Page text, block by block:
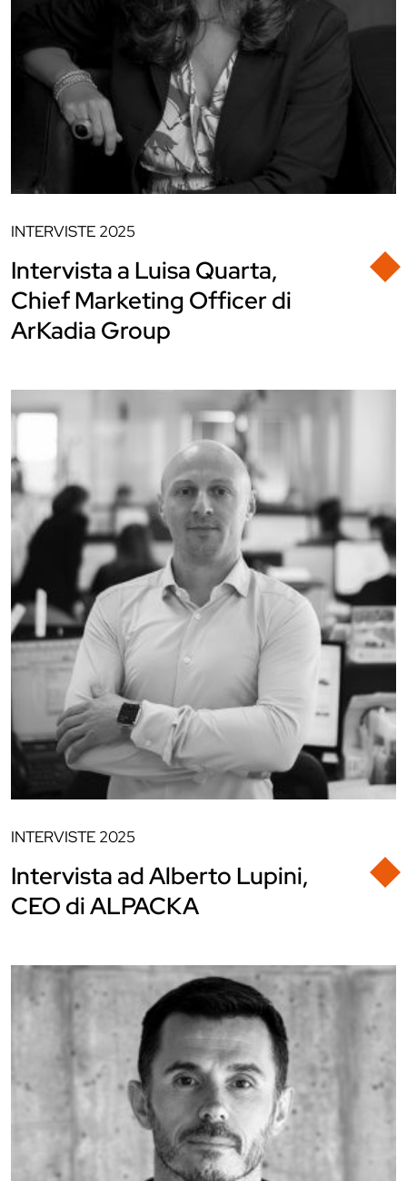
INTERVISTE 2025
Intervista a Luisa Quarta,
Chief Marketing Officer di
ArKadia Group
INTERVISTE 2025
Intervista ad Alberto Lupini,
CEO di ALPACKA